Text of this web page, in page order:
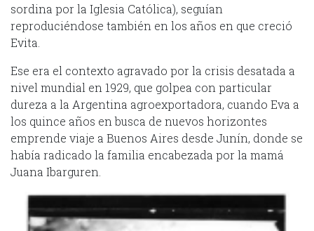
sordina por la Iglesia Católica), seguían
reproduciéndose también en los años en que creció
Evita.
Ese era el contexto agravado por la crisis desatada a
nivel mundial en 1929, que golpea con particular
dureza a la Argentina agroexportadora, cuando Eva a
los quince años en busca de nuevos horizontes
emprende viaje a Buenos Aires desde Junín, donde se
había radicado la familia encabezada por la mamá
Juana Ibarguren.